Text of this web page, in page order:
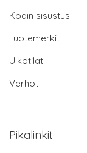
Kodin sisustus
Tuotemerkit
Ulkotilat
Verhot
Pikalinkit